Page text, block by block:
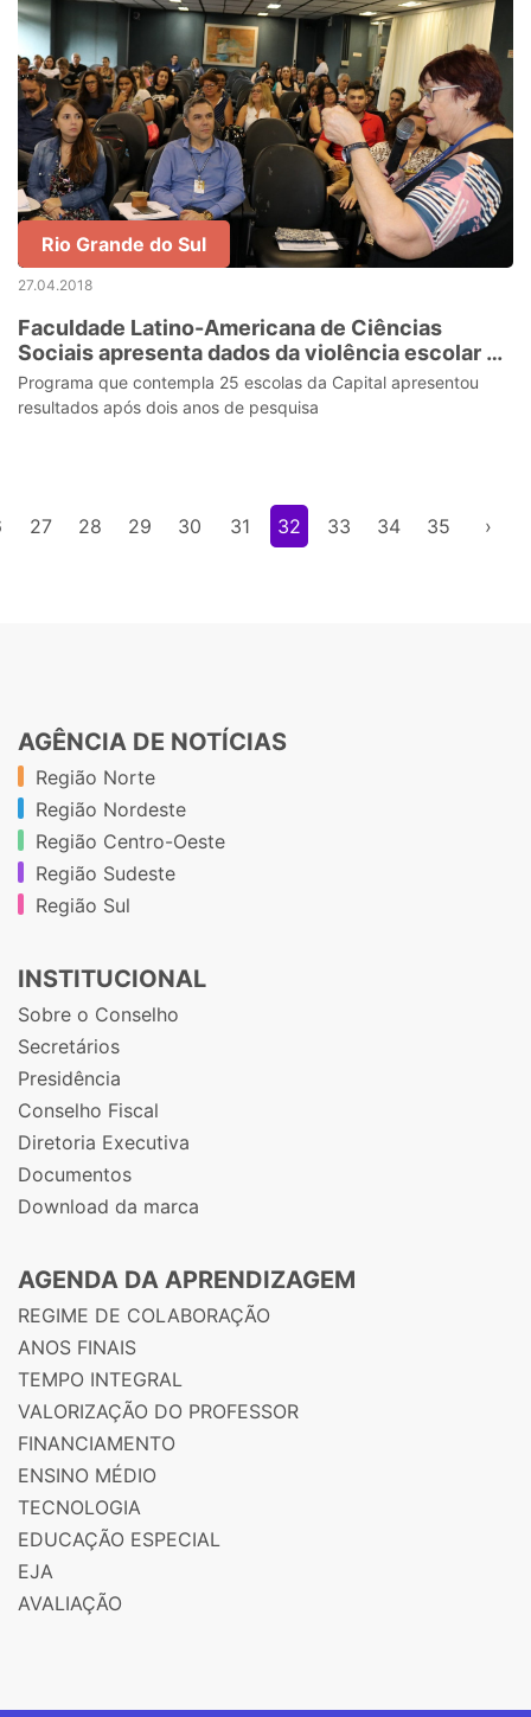
Rio Grande do Sul
27.04.2018
Faculdade Latino-Americana de Ciências
Sociais apresenta dados da violência escolar de
Porto Alegre
Programa que contempla 25 escolas da Capital apresentou
resultados após dois anos de pesquisa
27 28 29 30 31 32 33 34 35 ›
AGÊNCIA DE NOTÍCIAS
Região Norte
Região Nordeste
Região Centro-Oeste
Região Sudeste
Região Sul
INSTITUCIONAL
Sobre o Conselho
Secretários
Presidência
Conselho Fiscal
Diretoria Executiva
Documentos
Download da marca
AGENDA DA APRENDIZAGEM
REGIME DE COLABORAÇÃO
ANOS FINAIS
TEMPO INTEGRAL
VALORIZAÇÃO DO PROFESSOR
FINANCIAMENTO
ENSINO MÉDIO
TECNOLOGIA
EDUCAÇÃO ESPECIAL
EJA
AVALIAÇÃO